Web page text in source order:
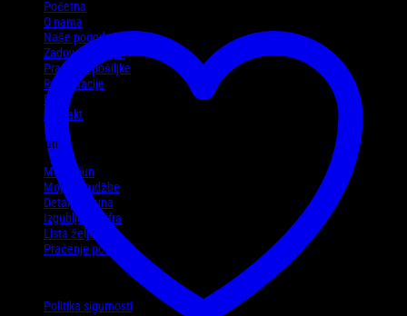
Početna
O nama
Naše pogodnosti
Zadovoljni kupci
Praćenje pošiljke
Reklamacije
Blog
Kontakt
Moj račun
Moj račun
Moje narudžbe
Detalji računa
Izgubljena šifra
Lista želja
Praćenje pošiljke
Politika sigurnosti